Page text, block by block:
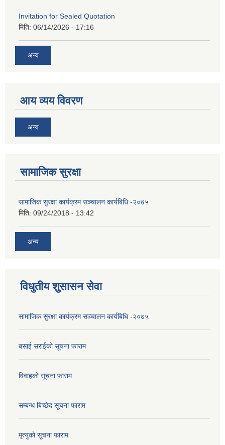
Invitation for Sealed Quotation
मिति: 06/14/2026 - 17:16
अन्य
आय व्यय विवरण
अन्य
सामाजिक सुरक्षा
सामाजिक सुरक्षा कार्यक्रम सञ्चालन कार्यबिधि -२०७५
मिति: 09/24/2018 - 13:42
अन्य
विधुतीय शुसासन सेवा
सामाजिक सुरक्षा कार्यक्रम सञ्चालन कार्यबिधि -२०७५
बसाई सराईको सूचना फाराम
विवाहको सूचना फाराम
सम्बन्ध बिच्छेद सूचना फाराम
मृत्युको सूचना फाराम